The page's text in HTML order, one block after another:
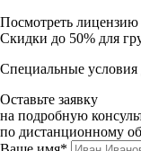
Посмотреть лицензию
Скидки до 50% для
Специальные
Оставьте заявку
на подробную
по дистанционному